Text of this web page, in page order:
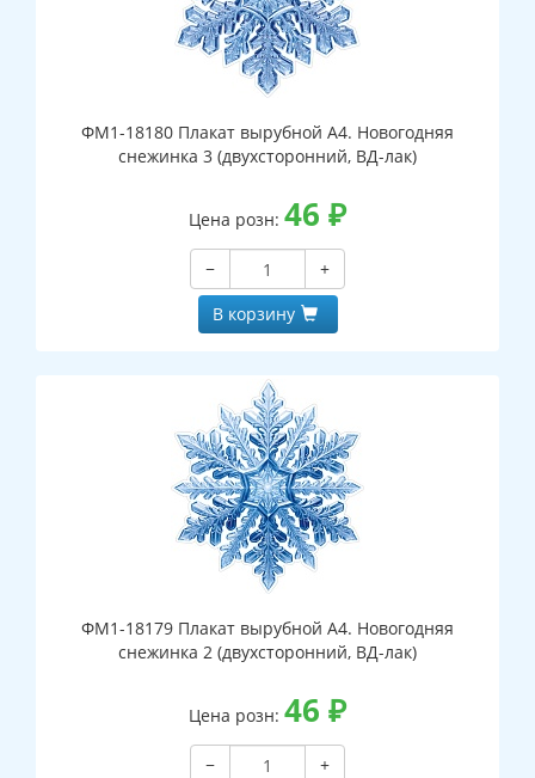
ФМ1-18180 Плакат вырубной А4. Новогодняя
снежинка 3 (двухсторонний, ВД-лак)
Цена розн: 46 ₽
−
+
В корзину
ФМ1-18179 Плакат вырубной А4. Новогодняя
снежинка 2 (двухсторонний, ВД-лак)
Цена розн: 46 ₽
−
+